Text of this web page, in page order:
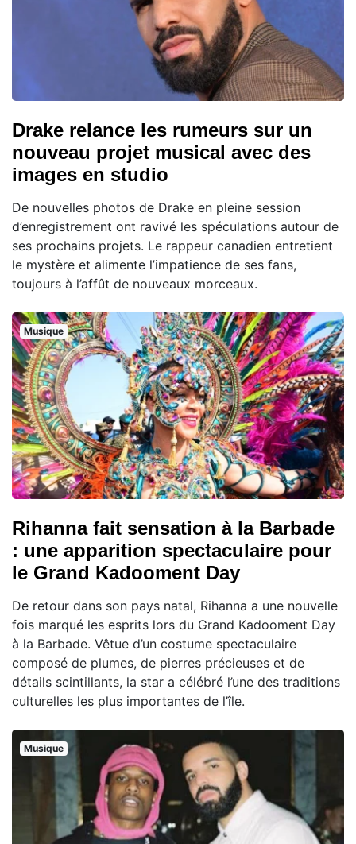
Drake relance les rumeurs sur un
nouveau projet musical avec des
images en studio
De nouvelles photos de Drake en pleine session
d’enregistrement ont ravivé les spéculations autour de
ses prochains projets. Le rappeur canadien entretient
le mystère et alimente l’impatience de ses fans,
toujours à l’affût de nouveaux morceaux.
Musique
Rihanna fait sensation à la Barbade
: une apparition spectaculaire pour
le Grand Kadooment Day
De retour dans son pays natal, Rihanna a une nouvelle
fois marqué les esprits lors du Grand Kadooment Day
à la Barbade. Vêtue d’un costume spectaculaire
composé de plumes, de pierres précieuses et de
détails scintillants, la star a célébré l’une des traditions
culturelles les plus importantes de l’île.
Musique